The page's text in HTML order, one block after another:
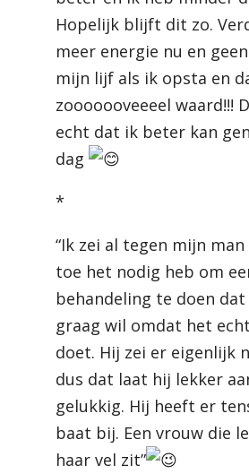
Hopelijk blijft dit zo.
meer energie nu en
mijn lijf als ik opsta en
zooooooveeeel waard!!!
echt dat ik beter kan
dag
*
“Ik zei al tegen mijn
toe het nodig heb om
behandeling te doen
graag wil omdat het
doet. Hij zei er eigenlijk
dus dat laat hij lekker
gelukkig. Hij heeft er
baat bij. Een vrouw die
haar vel zit”